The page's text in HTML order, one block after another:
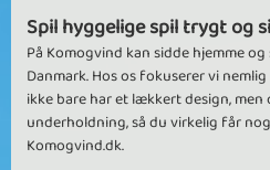
Spil hyggelige spil trygt og
På Komogvind kan sidde hjemme
Danmark. Hos os fokuserer vi
ikke bare har et lækkert design,
underholdning, så du virkelig får
Komogvind.dk.